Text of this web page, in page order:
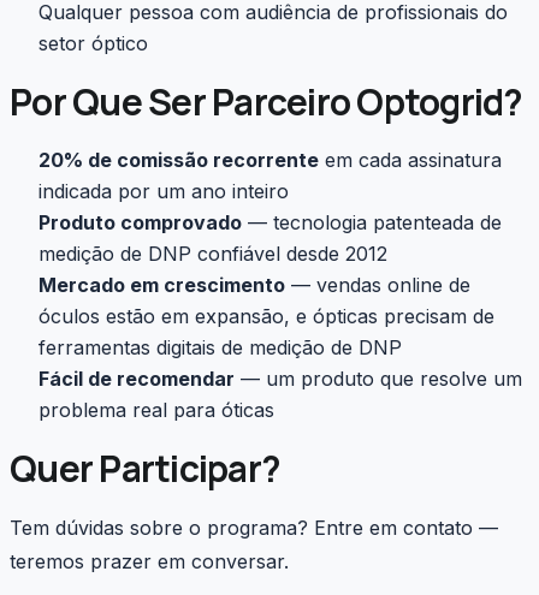
Qualquer pessoa com audiência de profissionais do
setor óptico
Por Que Ser Parceiro Optogrid?
20% de comissão recorrente em cada assinatura
indicada por um ano inteiro
Produto comprovado — tecnologia patenteada de
medição de DNP confiável desde 2012
Mercado em crescimento — vendas online de
óculos estão em expansão, e ópticas precisam de
ferramentas digitais de medição de DNP
Fácil de recomendar — um produto que resolve um
problema real para óticas
Quer Participar?
Tem dúvidas sobre o programa? Entre em contato —
teremos prazer em conversar.